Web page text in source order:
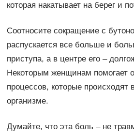
которая накатывает на берег и
Соотносите сокращение с
распускается все больше и
приступа, а в центре его –
Некоторым женщинам помогает
процессов, которые происходят
организме.
Думайте, что эта боль – не